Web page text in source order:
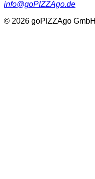
info@goPIZZAgo.de
© 2026 goPIZZAgo GmbH